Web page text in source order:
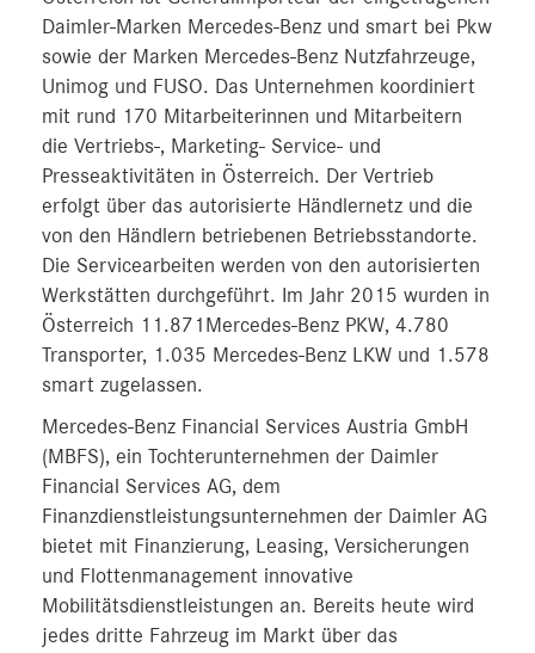
Daimler-Marken Mercedes-Benz und smart bei Pkw
sowie der Marken Mercedes-Benz Nutzfahrzeuge,
Unimog und FUSO. Das Unternehmen koordiniert
mit rund 170 Mitarbeiterinnen und Mitarbeitern
die Vertriebs-, Marketing- Service- und
Presseaktivitäten in Österreich. Der Vertrieb
erfolgt über das autorisierte Händlernetz und die
von den Händlern betriebenen Betriebsstandorte.
Die Servicearbeiten werden von den autorisierten
Werkstätten durchgeführt. Im Jahr 2015 wurden in
Österreich 11.871Mercedes-Benz PKW, 4.780
Transporter, 1.035 Mercedes-Benz LKW und 1.578
smart zugelassen.
Mercedes-Benz Financial Services Austria GmbH
(MBFS), ein Tochterunternehmen der Daimler
Financial Services AG, dem
Finanzdienstleistungsunternehmen der Daimler AG
bietet mit Finanzierung, Leasing, Versicherungen
und Flottenmanagement innovative
Mobilitätsdienstleistungen an. Bereits heute wird
jedes dritte Fahrzeug im Markt über das